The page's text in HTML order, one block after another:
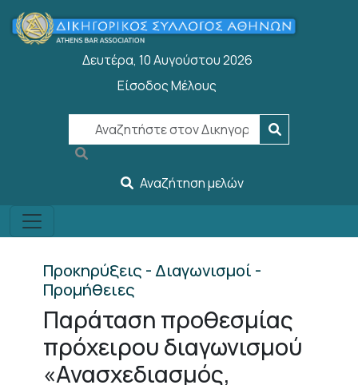
Παράκαμψη προς το κυρίως περιεχόμενο
Δευτέρα, 10 Αυγούστου 2026
User account menu
Είσοδος Μέλους
Αναζήτηση μελών
Προκηρύξεις - Διαγωνισμοί -
Προμήθειες
Παράταση προθεσμίας
πρόχειρου διαγωνισμού
«Ανασχεδιασμός,